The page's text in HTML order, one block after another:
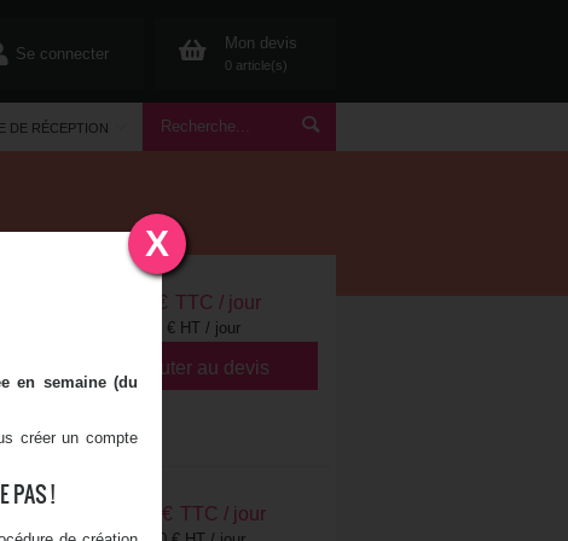
Se connecter
Mon devis
0 article(s)
DE RÉCEPTION
€ TTC / jour
5,00 € HT / jour
Ajouter au devis
€ TTC / jour
X
en semaine (du
créer un compte
PAS !